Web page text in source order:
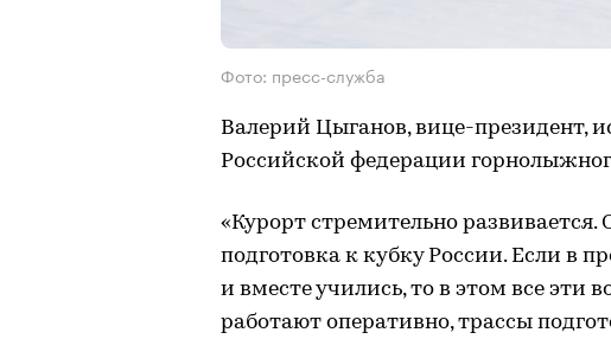
Фото: пресс-служба
Валерий Цыганов, вице-президент,
Российской федерации
«Курорт стремительно
подготовка к кубку России. Если в
и вместе учились, то в этом все
работают оперативно, трассы